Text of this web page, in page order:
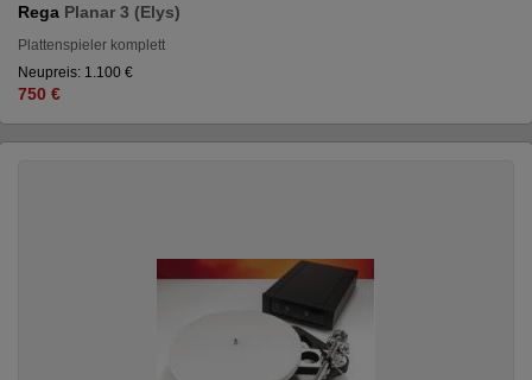
Rega Planar 3 (Elys)
Plattenspieler komplett
Neupreis: 1.100 €
750 €